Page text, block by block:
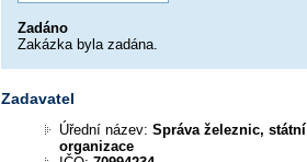
Zadáno
Zakázka byla zadána.
Zadavatel
Úřední název:Správa železnic, státní
organizace